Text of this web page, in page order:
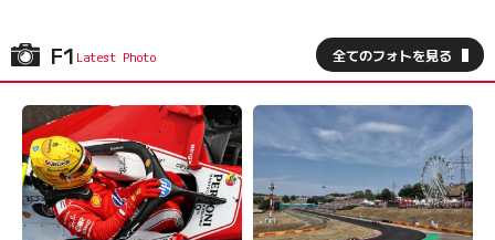
F1 全てのフォトを見る